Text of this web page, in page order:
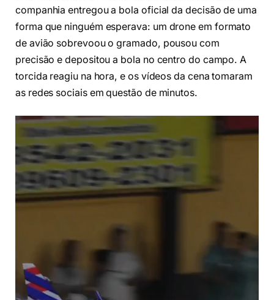
companhia entregou a bola oficial da decisão de uma
forma que ninguém esperava: um drone em formato
de avião sobrevoou o gramado, pousou com
precisão e depositou a bola no centro do campo. A
torcida reagiu na hora, e os vídeos da cena tomaram
as redes sociais em questão de minutos.